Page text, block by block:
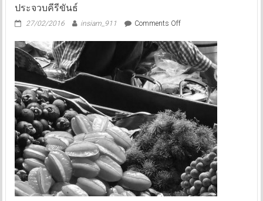
ประจวบคีรีขันธ์
27/02/2016 insiam_911 Comments Offon